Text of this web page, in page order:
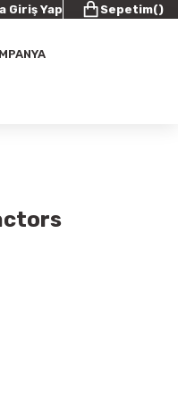
Giriş Yap Sepetim()